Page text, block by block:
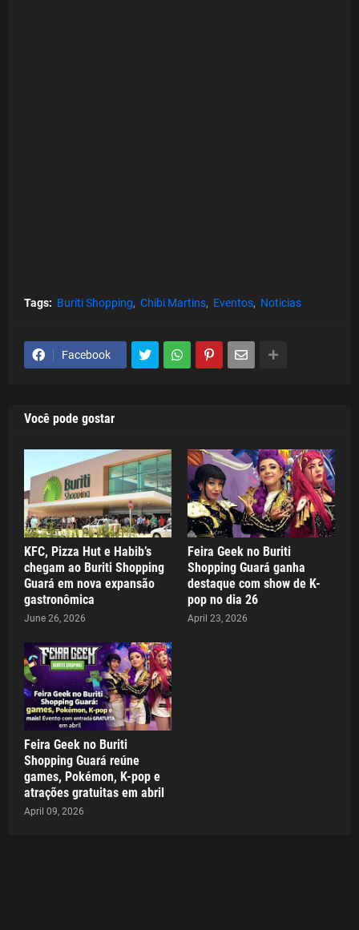
Tags: Buriti Shopping Chibi Martins Eventos Noticias
Facebook
Você pode gostar
KFC, Pizza Hut e Habib’s
chegam ao Buriti Shopping
Guará em nova expansão
gastronômica
June 26, 2026
Feira Geek no Buriti
Shopping Guará ganha
destaque com show de K-
pop no dia 26
April 23, 2026
Feira Geek no Buriti
Shopping Guará reúne
games, Pokémon, K-pop e
atrações gratuitas em abril
April 09, 2026